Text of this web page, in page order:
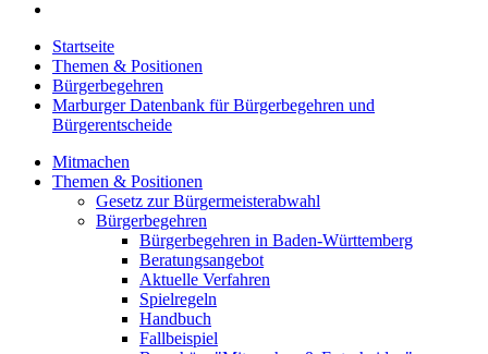
Startseite
Themen & Positionen
Bürgerbegehren
Marburger Datenbank für Bürgerbegehren und
Bürgerentscheide
Mitmachen
Themen & Positionen
Gesetz zur Bürgermeisterabwahl
Bürgerbegehren
Bürgerbegehren in Baden-Württemberg
Beratungsangebot
Aktuelle Verfahren
Spielregeln
Handbuch
Fallbeispiel